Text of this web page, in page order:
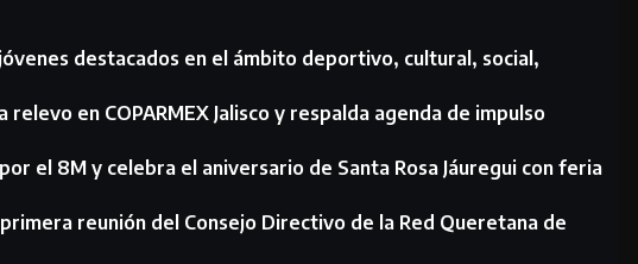
destacados en el ámbito deportivo, cultural, social,
en COPARMEX Jalisco y respalda agenda de impulso
el 8M y celebra el aniversario de Santa Rosa Jáuregui con feria
reunión del Consejo Directivo de la Red Queretana de